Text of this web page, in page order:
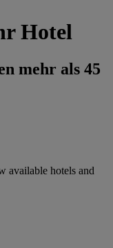
Hotel
mehr als 45
available hotels and